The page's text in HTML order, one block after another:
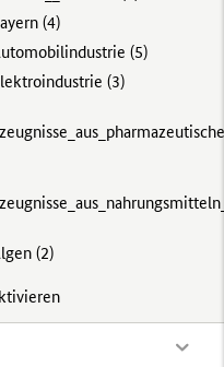
(4)
(5)
(3)
(2)